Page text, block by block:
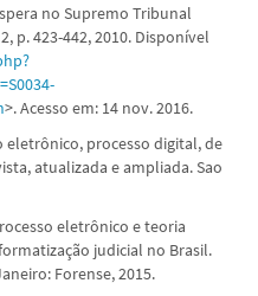
no Supremo Tribunal
p. 423-442, 2010. Disponível
>. Acesso em: 14 nov. 2016.
eletrônico, processo digital, de
atualizada e ampliada. Sao
eletrônico e teoria
judicial no Brasil.
Forense, 2015.